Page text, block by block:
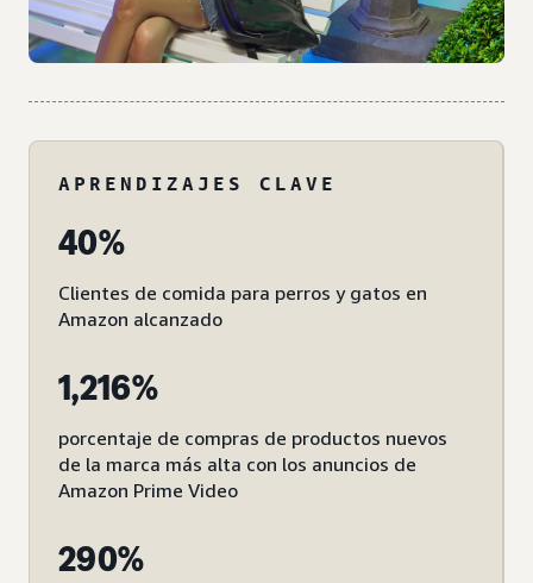
APRENDIZAJES CLAVE
40%
Clientes de comida para perros y gatos en
Amazon alcanzado
1,216%
porcentaje de compras de productos nuevos
de la marca más alta con los anuncios de
Amazon Prime Video
290%